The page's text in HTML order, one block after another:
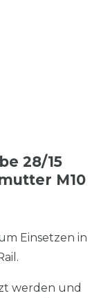
28/15
M10
Einsetzen in
werden und